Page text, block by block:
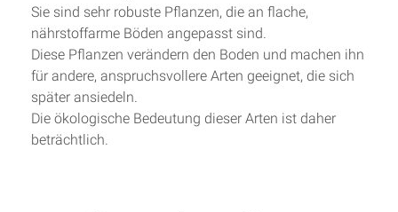
Sie sind sehr robuste Pflanzen, die an flache,
nährstoffarme Böden angepasst sind.
Diese Pflanzen verändern den Boden und machen ihn
für andere, anspruchsvollere Arten geeignet, die sich
später ansiedeln.
Die ökologische Bedeutung dieser Arten ist daher
beträchtlich.